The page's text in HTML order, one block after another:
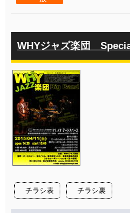
WHYジャズ楽団
チラシ表 チラシ裏